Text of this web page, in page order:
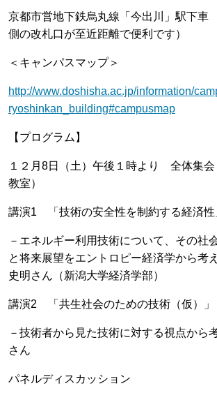
京都市営地下鉄烏丸線「今出川」駅下
側の改札口が至近距離で便利です）
＜キャンパスマップ＞
http://www.doshisha.ac.jp/information/
ryoshinkan_building#campusmap
【プログラム】
１２月8日（土）午後１時より 全体集
教室）
講演1 「技術の安全性を制約する経済性
－エネルギー利用技術について、その社
と将来展望をエントロピー経済学
史明さん（新潟大学経済学部）
講演2 「共生社会のための技術（仮）」
－技術者から見た技術に対する視点から
さん
パネルディスカッション